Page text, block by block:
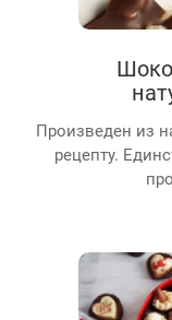
Произведен из
рецепту.